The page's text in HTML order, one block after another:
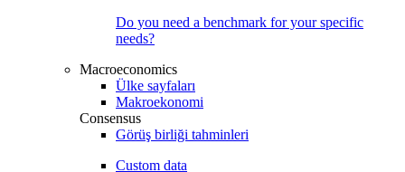
Do you need a benchmark for your specific
needs?
Macroeconomics
Ülke sayfaları
Makroekonomi
Consensus
Görüş birliği tahminleri
Custom data